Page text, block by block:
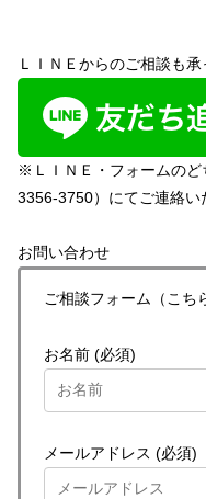
ＬＩＮＥからのご相談も承
※ＬＩＮＥ・フォームのど
3356-3750）にてご連絡い
お問い合わせ
ご相談フォーム（こち
お名前 (必須)
メールアドレス (必須)